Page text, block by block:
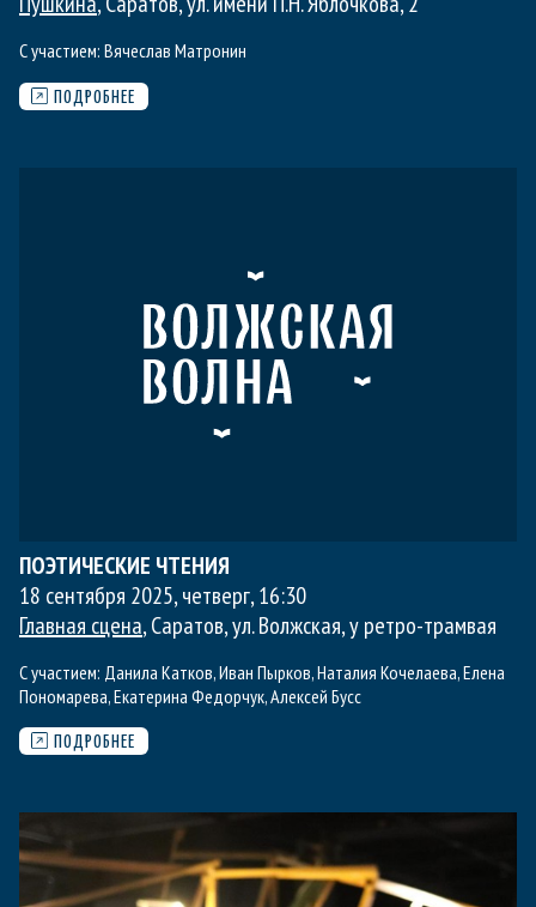
С участием: Вячеслав Матронин
ПОДРОБНЕЕ
ПОЭТИЧЕСКИЕ ЧТЕНИЯ
18 сентября 2025, четверг,16:30
Главная сцена, Саратов, ул. Волжская, у ретро-трамвая
С участием: Данила Катков,Иван Пырков,Наталия Кочелаева,Елена
Пономарева,Екатерина Федорчук,Алексей Бусс
ПОДРОБНЕЕ